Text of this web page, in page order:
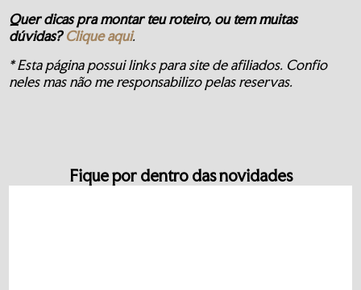
Quer dicas pra montar teu roteiro, ou tem muitas
dúvidas? Clique aqui.
* Esta página possui links para site de afiliados. Confio
neles mas não me responsabilizo pelas reservas.
Fique por dentro das novidades